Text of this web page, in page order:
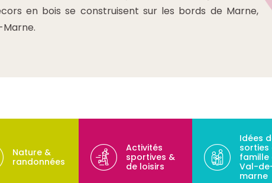
en bois se construisent sur les bords de Marne,
Nature &
randonnées
Activités
sportives &
de loisirs
Idées
sorties
famille
Val-
marne